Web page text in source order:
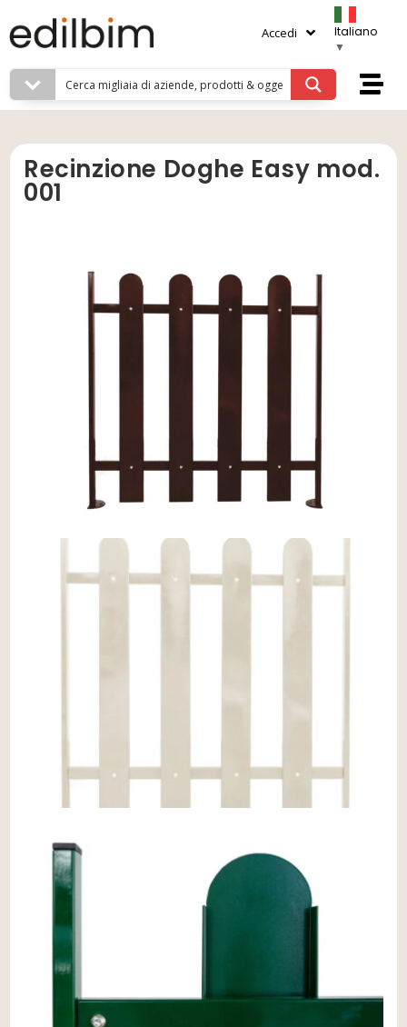
Accedi
Italiano
▼
Recinzione Doghe Easy mod.
001